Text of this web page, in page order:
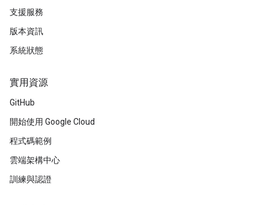
支援服務
版本資訊
系統狀態
實用資源
GitHub
開始使用 Google Cloud
程式碼範例
雲端架構中心
訓練與認證